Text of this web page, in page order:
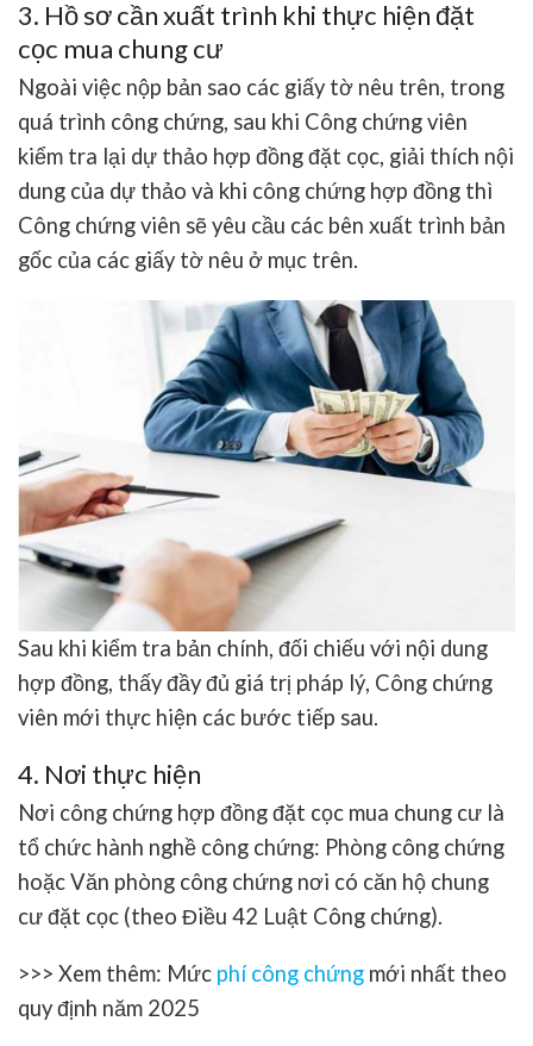
3. Hồ sơ cần xuất trình khi thực hiện đặt
cọc mua chung cư
Ngoài việc nộp bản sao các giấy tờ nêu trên, trong
quá trình công chứng, sau khi Công chứng viên
kiểm tra lại dự thảo hợp đồng đặt cọc, giải thích nội
dung của dự thảo và khi công chứng hợp đồng thì
Công chứng viên sẽ yêu cầu các bên xuất trình bản
gốc của các giấy tờ nêu ở mục trên.
Sau khi kiểm tra bản chính, đối chiếu với nội dung
hợp đồng, thấy đầy đủ giá trị pháp lý, Công chứng
viên mới thực hiện các bước tiếp sau.
4. Nơi thực hiện
Nơi công chứng hợp đồng đặt cọc mua chung cư là
tổ chức hành nghề công chứng: Phòng công chứng
hoặc Văn phòng công chứng nơi có căn hộ chung
cư đặt cọc (theo Điều 42 Luật Công chứng).
>>> Xem thêm: Mức phí công chứng mới nhất theo
quy định năm 2025